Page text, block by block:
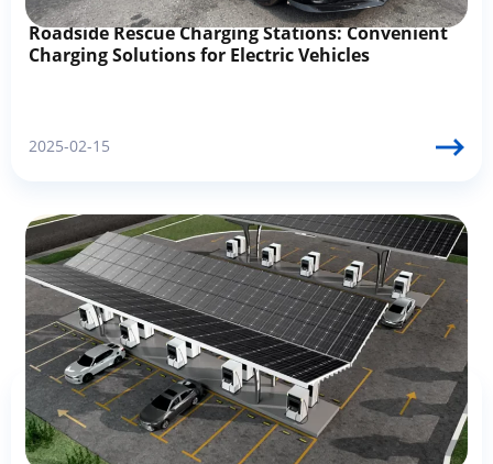
Roadside Rescue Charging Stations: Convenient
Charging Solutions for Electric Vehicles
2025-02-15